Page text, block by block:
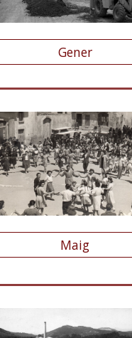
Gener
Maig